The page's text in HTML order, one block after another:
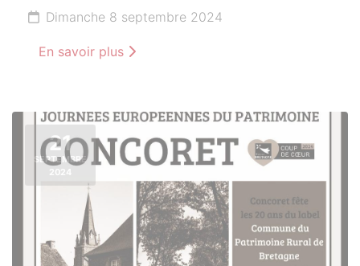
Dimanche 8 septembre 2024
En savoir plus
21
SEPTEMBRE
2024